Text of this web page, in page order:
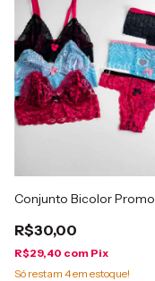
Conjunto Bicolor Promo
R$30,00
R$29,40 com Pix
Só restam 4em estoque!